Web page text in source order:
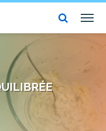
l'Archipel